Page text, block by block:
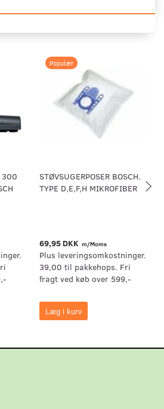
300
Populær
STØVSUGERPOSER BOSCH.
TYPE D,E,F,H MIKROFIBER
69,95 DKK m/Moms
Plus leveringsomkostninger.
39,00 til pakkehops. Fri
fragt ved køb over 599,-
Læg i kurv